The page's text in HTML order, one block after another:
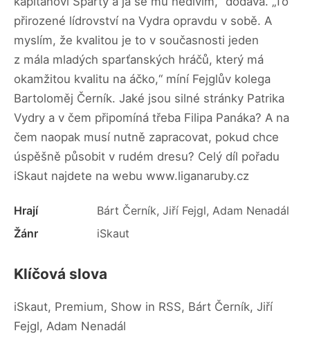
přirozené lídrovství na Vydra opravdu v sobě. A
myslím, že kvalitou je to v současnosti jeden
z mála mladých sparťanských hráčů, který má
okamžitou kvalitu na áčko,“ míní Fejglův kolega
Bartoloměj Černík. Jaké jsou silné stránky Patrika
Vydry a v čem připomíná třeba Filipa Panáka? A na
čem naopak musí nutně zapracovat, pokud chce
úspěšně působit v rudém dresu? Celý díl pořadu
iSkaut najdete na webu www.liganaruby.cz
Hrají
Bárt Černík, Jiří Fejgl, Adam Nenadál
Žánr
iSkaut
Klíčová slova
iSkaut, Premium, Show in RSS, Bárt Černík, Jiří
Fejgl, Adam Nenadál